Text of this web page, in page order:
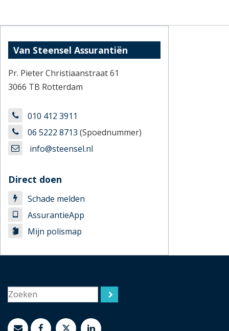
Van Steensel Assurantiën
Pr. Pieter Christiaanstraat 61
3066 TB Rotterdam
010 412 3911
06 5222 8713 (Spoednummer)
info@steensel.nl
Direct doen
Schade melden
AssurantieApp
Mijn polismap